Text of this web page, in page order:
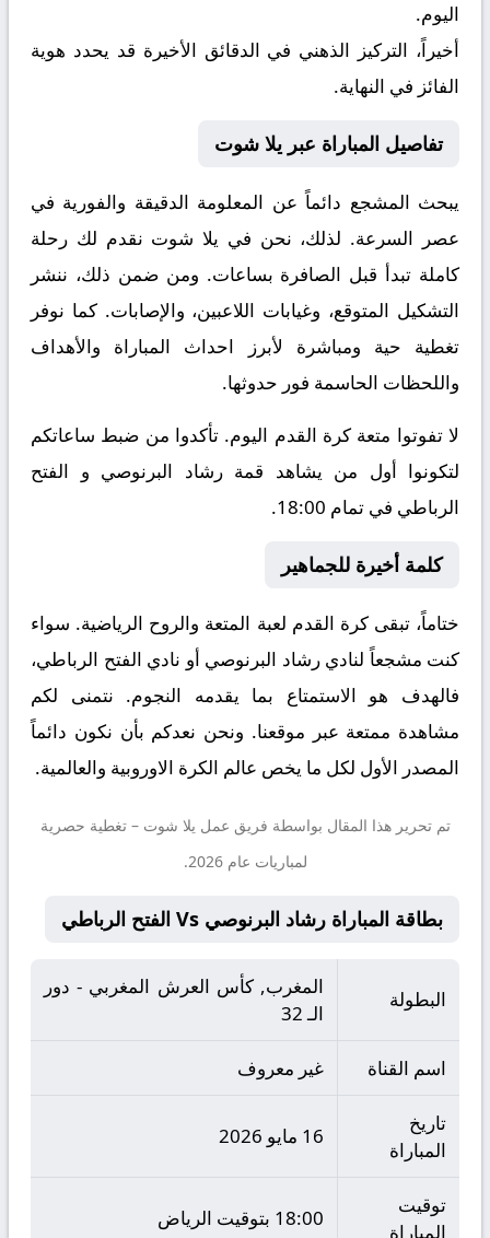
اليوم.
أخيراً، التركيز الذهني في الدقائق الأخيرة قد يحدد هوية
الفائز في النهاية.
تفاصيل المباراة عبر يلا شوت
يبحث المشجع دائماً عن المعلومة الدقيقة والفورية في
عصر السرعة. لذلك، نحن في يلا شوت نقدم لك رحلة
كاملة تبدأ قبل الصافرة بساعات. ومن ضمن ذلك، ننشر
التشكيل المتوقع، وغيابات اللاعبين، والإصابات. كما نوفر
تغطية حية ومباشرة لأبرز احداث المباراة والأهداف
واللحظات الحاسمة فور حدوثها.
لا تفوتوا متعة كرة القدم اليوم. تأكدوا من ضبط ساعاتكم
لتكونوا أول من يشاهد قمة رشاد البرنوصي و الفتح
الرباطي في تمام 18:00.
كلمة أخيرة للجماهير
ختاماً، تبقى كرة القدم لعبة المتعة والروح الرياضية. سواء
كنت مشجعاً لنادي رشاد البرنوصي أو نادي الفتح الرباطي،
فالهدف هو الاستمتاع بما يقدمه النجوم. نتمنى لكم
مشاهدة ممتعة عبر موقعنا. ونحن نعدكم بأن نكون دائماً
المصدر الأول لكل ما يخص عالم الكرة الاوروبية والعالمية.
تم تحرير هذا المقال بواسطة فريق عمل يلا شوت – تغطية حصرية
لمباريات عام 2026.
بطاقة المباراة رشاد البرنوصي Vs الفتح الرباطي
البطولة
المغرب, كأس العرش المغربي - دور
الـ 32
اسم القناة غير معروف
تاريخ
المباراة
16 مايو 2026
توقيت
المباراة
18:00 بتوقيت الرياض